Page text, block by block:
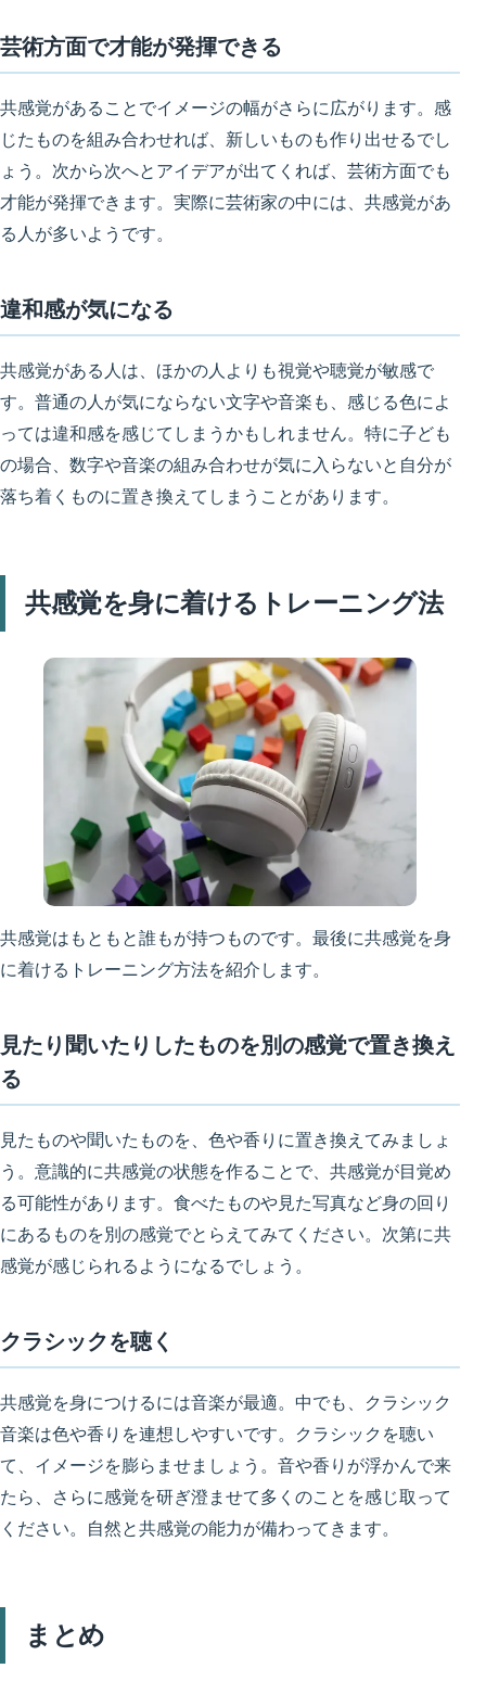
芸術方面で才能が発揮できる
共感覚があることでイメージの幅がさらに広がります。感
じたものを組み合わせれば、新しいものも作り出せるでし
ょう。次から次へとアイデアが出てくれば、芸術方面でも
才能が発揮できます。 実際に芸術家の中には、共感覚があ
る人が多いようです。
違和感が気になる
共感覚がある人は、ほかの人よりも視覚や聴覚が敏感で
す。普通の人が気にならない文字や音楽も、 感じる色によ
っては違和感を感じてしまう かもしれません。特に子ども
の場合、数字や音楽の組み合わせが気に入らないと自分が
落ち着くものに置き換えてしまうことがあります。
共感覚を身に着けるトレーニング法
共感覚はもともと誰もが持つものです。最後に共感覚を身
に着けるトレーニング方法を紹介します。
見たり聞いたりしたものを別の感覚で置き換え
る
見たものや聞いたものを、色や香りに置き換えてみましょ
う。 意識的に共感覚の状態を作ることで、共感覚が目覚め
る可能性があります。食べたものや見た写真など身の回り
にあるものを別の感覚でとらえてみてください。次第に共
感覚が感じられるようになるでしょう。
クラシックを聴く
共感覚を身につけるには音楽が最適。中でも、クラシック
音楽は色や香りを連想しやすいです。クラシックを聴い
て、イメージを膨らませましょう。音や香りが浮かんで来
たら、さらに感覚を研ぎ澄ませて多くのことを感じ取って
ください。自然と共感覚の能力が備わってきます。
まとめ